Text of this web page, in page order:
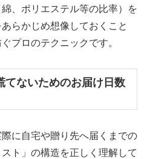
、ポリエステル等の比率）を
らかじめ想像しておくこと
プロのテクニックです。
てないためのお届け日数
に自宅や贈り先へ届くまでの
ト」の構造を正しく理解して